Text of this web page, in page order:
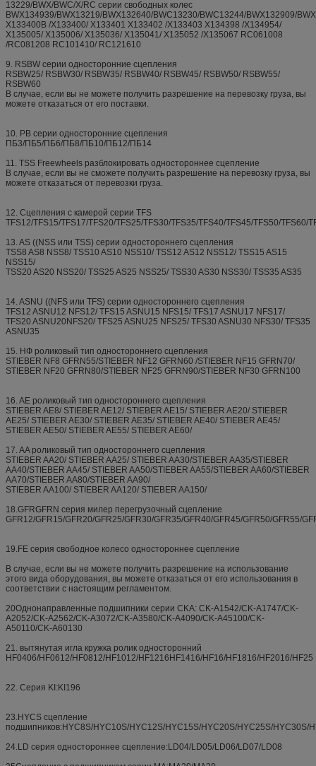
13229/BWX/BWC/X/RC серии свободных колес
BWX134939/BWX13219/BWX132640/BWC13230/BWC13244/BWX132909/
X133400B /X133400/ X133401 X133402 /X133403 X134398 /X134954/
X135005/ X135006/ X135036/ X135041/ X135052 /X135067 RC061008
/RC081208 RC101410/ RC121610
9. RSBW серии односторонние сцепления
RSBW25/ RSBW30/ RSBW35/ RSBW40/ RSBW45/ RSBW50/ RSBW55/
RSBW60
В случае, если вы не можете получить разрешение на перевозку груза, вы
можете отказаться от его поставки.
10. PB серии односторонние сцепления
ПБ3/ПБ5/ПБ6/ПБ8/ПБ10/ПБ12/ПБ14
11. TSS Freewheels разблокировать одностороннее сцепление
В случае, если вы не сможете получить разрешение на перевозку груза, вы
можете отказаться от перевозки груза.
12. Сцепления с камерой серии TFS
TFS12/TFS15/TFS17/TFS20/TFS25/TFS30/TFS35/TFS40/TFS45/TFS50/TFS60/
13. AS ((NSS или TSS) серии одностороннего сцепления
TSS8 AS8 NSS8/ TSS10 AS10 NSS10/ TSS12 AS12 NSS12/ TSS15 AS15
NSS15/
TSS20 AS20 NSS20/ TSS25 AS25 NSS25/ TSS30 AS30 NSS30/ TSS35 AS35
14. ASNU ((NFS или TFS) серии одностороннего сцепления
TFS12 ASNU12 NFS12/ TFS15 ASNU15 NFS15/ TFS17 ASNU17 NFS17/
TFS20 ASNU20NFS20/ TFS25 ASNU25 NFS25/ TFS30 ASNU30 NFS30/ TFS35
ASNU35
15. НФ роликовый тип одностороннего сцепления
STIEBER NF8 GFRN55/STIEBER NF12 GFRN60 /STIEBER NF15 GFRN70/
STIEBER NF20 GFRN80/STIEBER NF25 GFRN90/STIEBER NF30 GFRN100
16. AE роликовый тип одностороннего сцепления
STIEBER AE8/ STIEBER AE12/ STIEBER AE15/ STIEBER AE20/ STIEBER
AE25/ STIEBER AE30/ STIEBER AE35/ STIEBER AE40/ STIEBER AE45/
STIEBER AE50/ STIEBER AE55/ STIEBER AE60/
17. AA роликовый тип одностороннего сцепления
STIEBER AA20/ STIEBER AA25/ STIEBER AA30/STIEBER AA35/STIEBER
AA40/STIEBER AA45/ STIEBER AA50/STIEBER AA55/STIEBER AA60/STIEBER
AA70/STIEBER AA80/STIEBER AA90/
STIEBER AA100/ STIEBER AA120/ STIEBER AA150/
18.GFRGFRN серия милер перегрузочный сцепление
GFR12/GFR15/GFR20/GFR25/GFR30/GFR35/GFR40/GFR45/GFR50/GFR55/
19.FE серия свободное колесо одностороннее сцепление
В случае, если вы не можете получить разрешение на использование
этого вида оборудования, вы можете отказаться от его использования в
соответствии с настоящим регламентом.
20Однонаправленные подшипники серии CKA: CK-A1542/CK-A1747/CK-
A2052/CK-A2562/CK-A3072/CK-A3580/CK-A4090/CK-A45100/CK-
A50110/CK-A60130
21. вытянутая игла кружка ролик односторонний
HF0406/HF0612/HF0812/HF1012/HF1216HF1416/HF16/HF1816/HF2016/HF25
22. Серия KI:KI196
23.HYCS сцепление
подшипников:HYC8S/HYC10S/HYC12S/HYC15S/HYC20S/HYC25S/HYC30S/
24.LD серия одностороннее сцепление:LD04/LD05/LD06/LD07/LD08